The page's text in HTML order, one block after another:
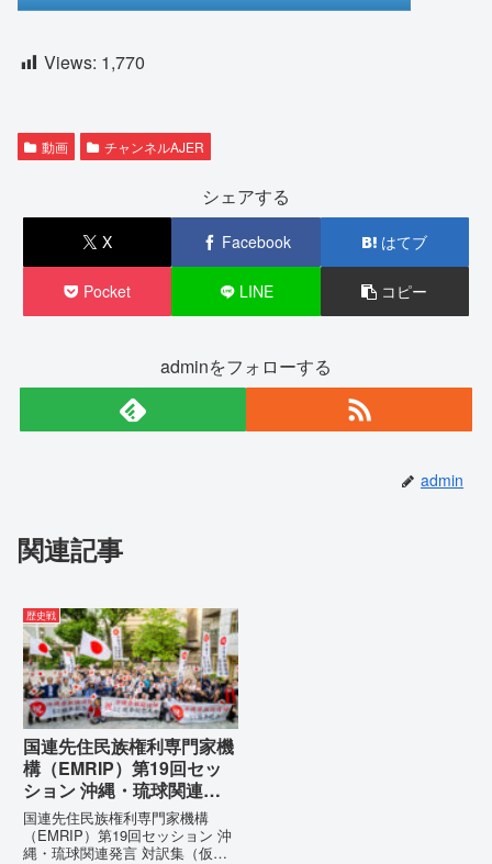
Views: 1,770
動画 チャンネルAJER
シェアする
X Facebook はてブ
Pocket LINE コピー
adminをフォローする
admin
関連記事
歴史戦
国連先住民族権利専門家機
構（EMRIP）第19回セッ
ション 沖縄・琉球関連発
言 対訳集（仮訳）
国連先住民族権利専門家機構
（EMRIP）第19回セッション 沖
縄・琉球関連発言 対訳集（仮